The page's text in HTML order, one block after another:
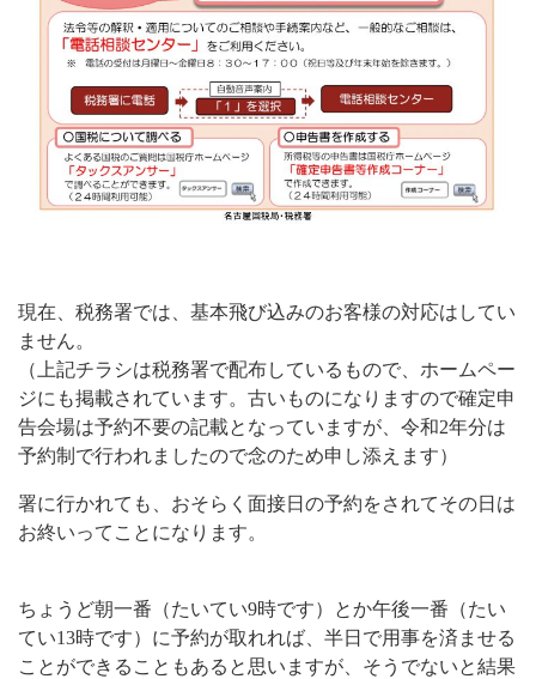
現在、税務署では、基本飛び込みのお客様の対応はしてい
ません。
（上記チラシは税務署で配布しているもので、ホームペー
ジにも掲載されています。古いものになりますので確定申
告会場は予約不要の記載となっていますが、令和2年分は
予約制で行われましたので念のため申し添えます）
署に行かれても、おそらく面接日の予約をされてその日は
お終いってことになります。
ちょうど朝一番（たいてい9時です）とか午後一番（たい
てい13時です）に予約が取れれば、半日で用事を済ませる
ことができることもあると思いますが、そうでないと結果